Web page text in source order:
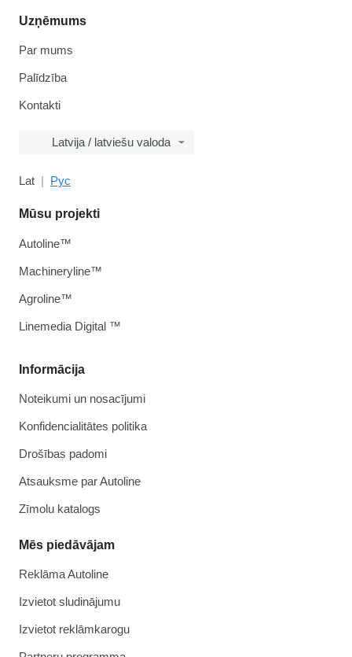
Uzņēmums
Par mums
Palīdzība
Kontakti
Latvija / latviešu valoda
Lat Рус
Informācija
Noteikumi un nosacījumi
Konfidencialitātes politika
Drošības padomi
Atsauksme par Autoline
Zīmolu katalogs
Mēs piedāvājam
Reklāma Autoline
Izvietot sludinājumu
Izvietot reklāmkarogu
Mūsu projekti
Autoline™
Machineryline™
Agroline™
Linemedia Digital ™